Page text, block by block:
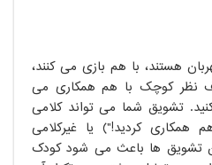
هستند، با هم بازی می کنند،
نظر کوچک با هم همکاری می
تشویق شما می تواند کلامی
کردید!") یا غیرکلامی
تشویق ها باعث می شود کودک